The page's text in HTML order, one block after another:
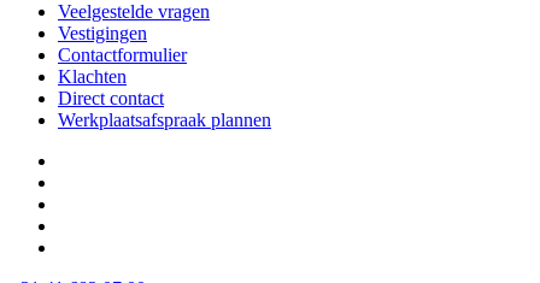
Veelgestelde vragen
Vestigingen
Contactformulier
Klachten
Direct contact
Werkplaatsafspraak plannen